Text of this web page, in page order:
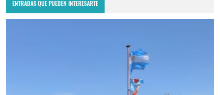
ENTRADAS QUE PUEDEN INTERESARTE